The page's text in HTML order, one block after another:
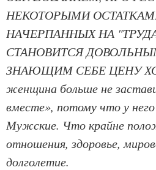
НЕКОТОРЫМИ
НАЧЕРПАННЫХ НА
СТАНОВИТСЯ
ЗНАЮЩИМ СЕБЕ ЦЕНУ
женщина больше не
вместе», потому что у него
Мужские. Что крайне
отношения, здоровье,
долголетие.